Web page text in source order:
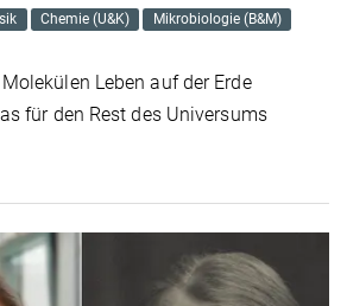
Chemie (U&K)
Mikrobiologie (B&M)
Leben auf der Erde
für den Rest des Universums